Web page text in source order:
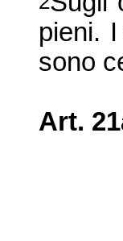
pieni.
sono
Art.